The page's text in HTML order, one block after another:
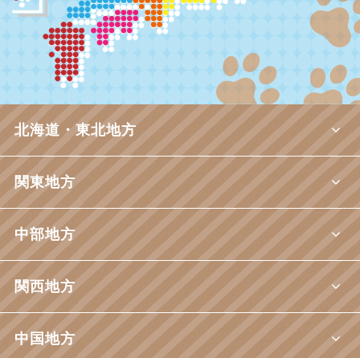
北海道・東北地方
関東地方
中部地方
関西地方
中国地方